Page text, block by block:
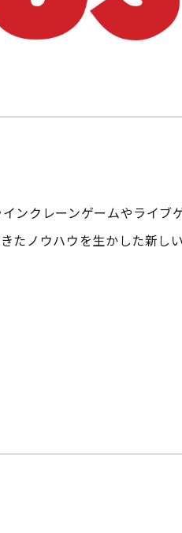
ンクレーンゲームやライブ
たノウハウを生かした新しい